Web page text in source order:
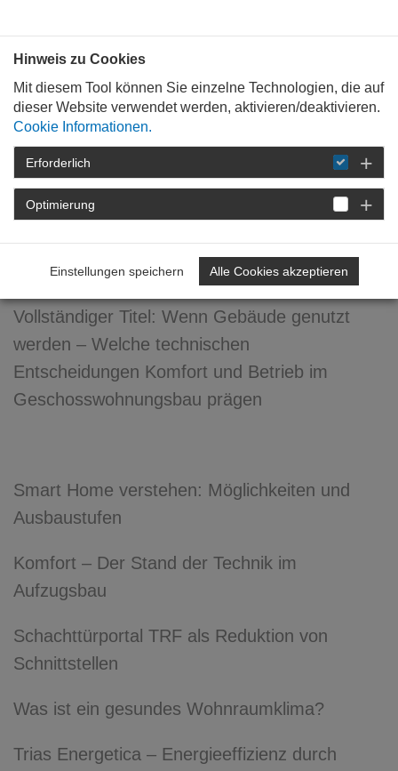
STARTSEITE
DETAIL
Wenn Gebäude genutzt
werden
Vollständiger Titel: Wenn Gebäude genutzt
werden – Welche technischen
Entscheidungen Komfort und Betrieb im
Geschosswohnungsbau prägen
Smart Home verstehen: Möglichkeiten und
Ausbaustufen
Komfort – Der Stand der Technik im
Aufzugsbau
Schachttürportal TRF als Reduktion von
Schnittstellen
Was ist ein gesundes Wohnraumklima?
Trias Energetica – Energieeffizienz durch
Hinweis zu Cookies
Mit diesem Tool können Sie einzelne Technologien, die auf
dieser Website verwendet werden, aktivieren/deaktivieren.
Cookie Informationen.
Erforderlich
Optimierung
Einstellungen speichern Alle Cookies akzeptieren